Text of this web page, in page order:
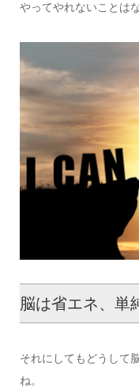
やってやれないことは
脳は省エネ、単
それにしてもどうして
ね。